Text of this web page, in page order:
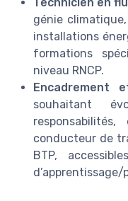
génie
installations
formations
niveau RNCP.
Encadrement
souhaitant
conducteur de
BTP,